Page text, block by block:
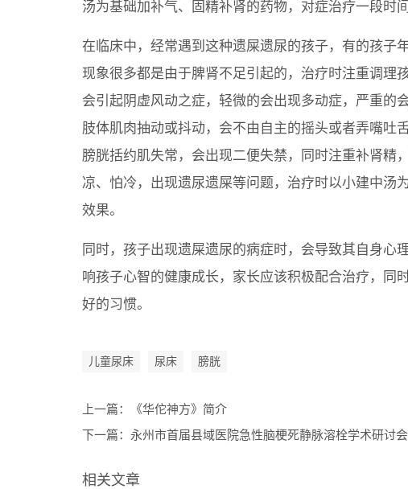
汤为基础加补气、固精补肾的药物，对症治疗一段时
在临床中，经常遇到这种遗屎遗尿的孩子，有的孩子
现象很多都是由于脾肾不足引起的，治疗时注重调理
会引起阴虚风动之症，轻微的会出现多动症，严重的
肢体肌肉抽动或抖动，会不由自主的摇头或者弄嘴吐
膀胱括约肌失常，会出现二便失禁，同时注重补肾精
凉、怕冷，出现遗尿遗屎等问题，治疗时以小建中汤
效果。
同时，孩子出现遗屎遗尿的病症时，会导致其自身心
响孩子心智的健康成长，家长应该积极配合治疗，同
好的习惯。
儿童尿床 尿床 膀胱
上一篇：
《华佗神方》简介
下一篇： 永州市首届县域医院急性脑梗死静脉溶栓学术研讨
相关文章